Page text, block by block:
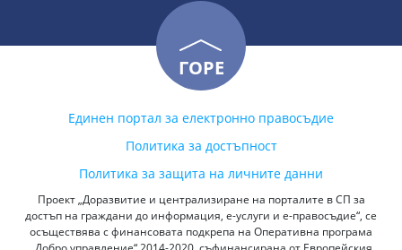
ГОРЕ
Единен портал за електронно правосъдие
Политика за достъпност
Политика за защита на личните данни
Проект „Доразвитие и централизиране на порталите в СП за
достъп на граждани до информация, е-услуги и е-правосъдие“, се
осъществява с финансовата подкрепа на Оперативна програма